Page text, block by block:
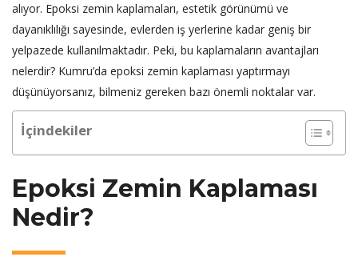
alıyor. Epoksi zemin kaplamaları, estetik görünümü ve
dayanıklılığı sayesinde, evlerden iş yerlerine kadar geniş bir
yelpazede kullanılmaktadır. Peki, bu kaplamaların avantajları
nelerdir? Kumru’da epoksi zemin kaplaması yaptırmayı
düşünüyorsanız, bilmeniz gereken bazı önemli noktalar var.
İçindekiler
Epoksi Zemin Kaplaması
Nedir?